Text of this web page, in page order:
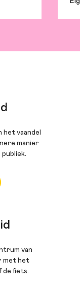
het vaandel
manier
van
met het
de fiets.